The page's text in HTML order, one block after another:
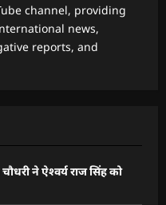
channel, providing
news,
reports, and
ने ऐश्वर्य राज सिंह को